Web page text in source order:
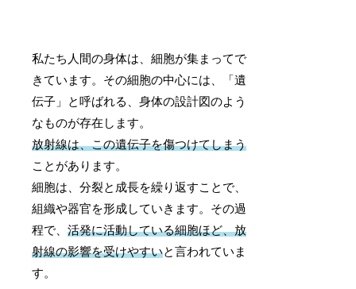
私たち人間の身体は、細胞が集まってで
きています。その細胞の中心には、「遺
伝子」と呼ばれる、身体の設計図のよう
なものが存在します。
放射線は、この遺伝子を傷つけてしまう
ことがあります。
細胞は、分裂と成長を繰り返すことで、
組織や器官を形成していきます。その過
程で、活発に活動している細胞ほど、放
射線の影響を受けやすいと言われていま
す。